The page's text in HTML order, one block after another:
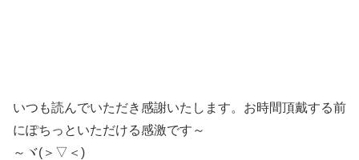
いつも読んでいただき感謝いたします。お時間頂戴する前
にぽちっといただける感激です～
～ヾ(＞▽＜)